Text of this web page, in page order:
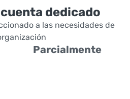
dedicado
a las necesidades de
Parcialmente